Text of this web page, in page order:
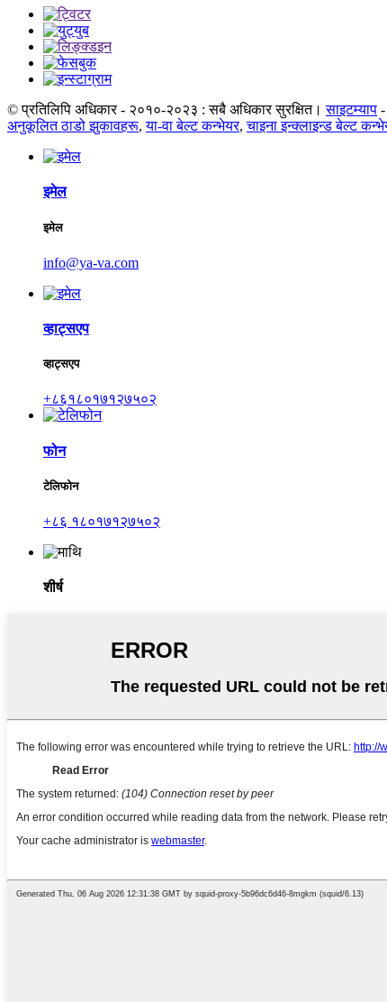
© प्रतिलिपि अधिकार - २०१०-२०२३ : सबै अधिकार सुरक्षित। साइटम्याप
अनुकूलित ठाडो झुकावहरू,या-वा बेल्ट कन्भेयर,चाइना इन्क्लाइन्ड बेल्ट
इमेल
इमेल
info@ya-va.com
व्हाट्सएप
व्हाट्सएप
+८६१८०१७१२७५०२
फोन
टेलिफोन
+८६ १८०१७१२७५०२
शीर्ष